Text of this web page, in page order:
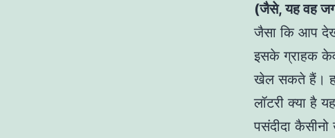
(जैसे, यह वह
जैसा कि आप देख
इसके ग्राहक
खेल सकते हैं।
लॉटरी क्या है
पसंदीदा